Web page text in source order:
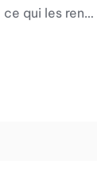
qui les rend